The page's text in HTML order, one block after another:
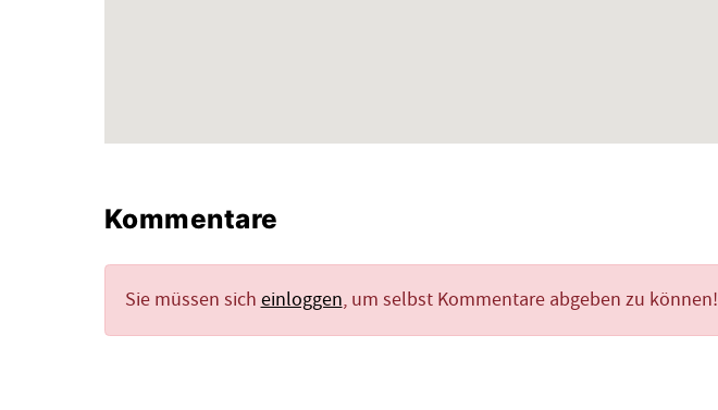
Kommentare
Sie müssen sich einloggen, um selbst Kommentare abgeben zu können!